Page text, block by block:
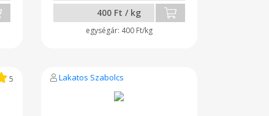
400 Ft / kg
400 Ft/kg
5 Lakatos Szabolcs